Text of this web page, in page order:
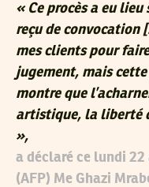
« Ce procès a eu lieu
reçu de convocation
mes clients pour
jugement, mais
montre que
artistique, la liberté
»,
a déclaré ce lundi 22
(AFP) Me Ghazi